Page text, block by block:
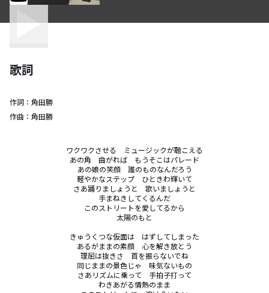
歌詞
作詞： 角田勝
作曲： 角田勝
ワクワクさせる　ミュージックが聴こえる
あの角　曲がれば　もうそこはパレード
あの娘の笑顔　誰のものなんだろう
軽やかなステップ　ひときわ輝いて
さあ踊りましょうと　歌いましょうと
手まねきしてくるんだ
このストリートを愛してるから
太陽のもと
きゅうくつな仮面は　はずしてしまった
あるがままの素顔　心を解き放とう
理屈は抜きさ　首を振らないでね
同じままの景色じゃ　味気ないもの
さあリズムに乗って　手拍子打って
わきあがる情熱のまま